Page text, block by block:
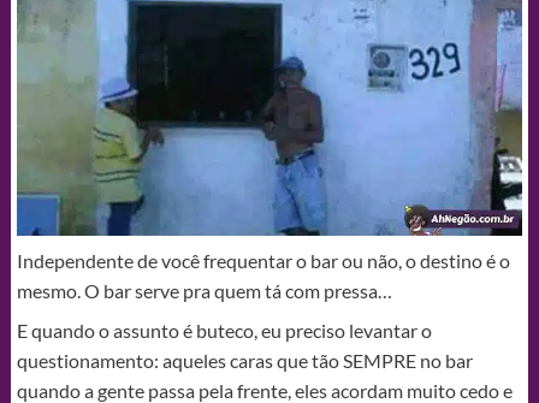
Independente de você frequentar o bar ou não, o destino é o
mesmo. O bar serve pra quem tá com pressa…
E quando o assunto é buteco, eu preciso levantar o
questionamento: aqueles caras que tão SEMPRE no bar
quando a gente passa pela frente, eles acordam muito cedo e